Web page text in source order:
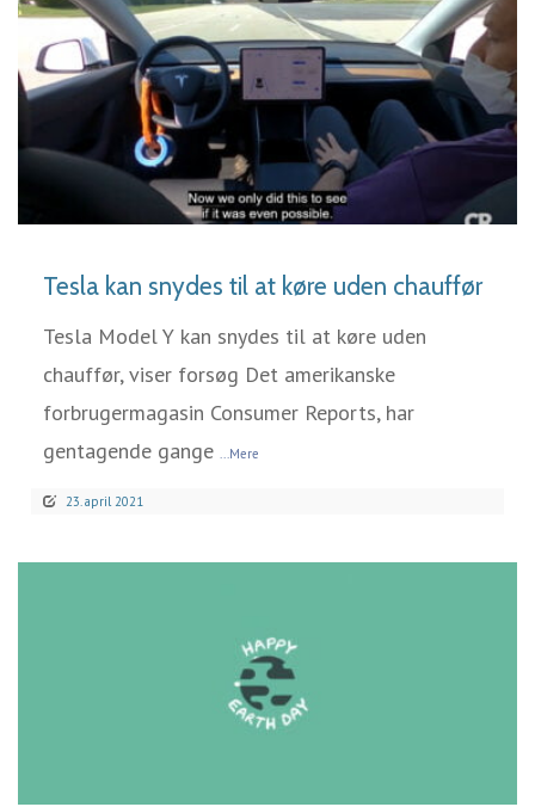
LÆS MERE
Tesla kan snydes til at køre uden chauffør
Tesla Model Y kan snydes til at køre uden
chauffør, viser forsøg Det amerikanske
forbrugermagasin Consumer Reports, har
gentagende gange ...Mere
23. april 2021